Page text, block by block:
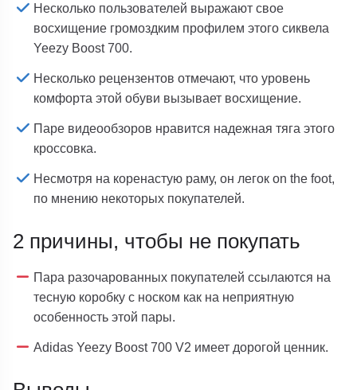
Несколько пользователей выражают свое
восхищение громоздким профилем этого сиквела
Yeezy Boost 700.
Несколько рецензентов отмечают, что уровень
комфорта этой обуви вызывает восхищение.
Паре видеообзоров нравится надежная тяга этого
кроссовка.
Несмотря на коренастую раму, он легок on the foot,
по мнению некоторых покупателей.
2 причины, чтобы не покупать
Пара разочарованных покупателей ссылаются на
тесную коробку с носком как на неприятную
особенность этой пары.
Adidas Yeezy Boost 700 V2 имеет дорогой ценник.